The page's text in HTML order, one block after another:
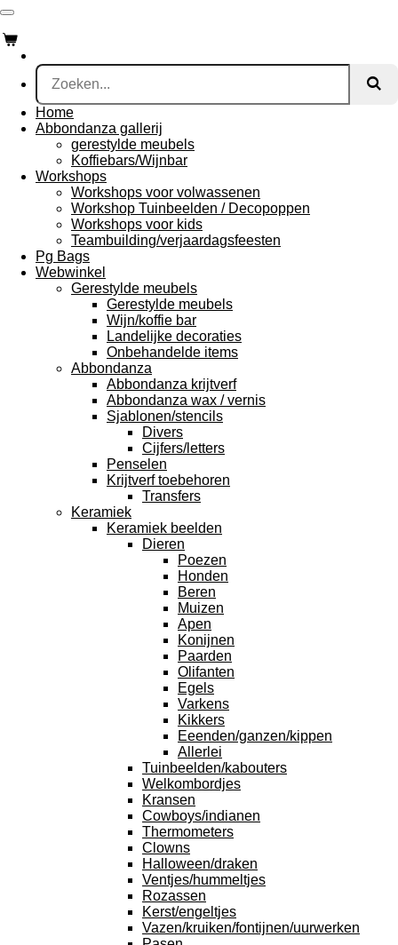
Ga
direct
naar
de
hoofdinhoud
Home
Abbondanza gallerij
gerestylde meubels
Koffiebars/Wijnbar
Workshops
Workshops voor volwassenen
Workshop Tuinbeelden / Decopoppen
Workshops voor kids
Teambuilding/verjaardagsfeesten
Pg Bags
Webwinkel
Gerestylde meubels
Gerestylde meubels
Wijn/koffie bar
Landelijke decoraties
Onbehandelde items
Abbondanza
Abbondanza krijtverf
Abbondanza wax / vernis
Sjablonen/stencils
Divers
Cijfers/letters
Penselen
Krijtverf toebehoren
Transfers
Keramiek
Keramiek beelden
Dieren
Poezen
Honden
Beren
Muizen
Apen
Konijnen
Paarden
Olifanten
Egels
Varkens
Kikkers
Eeenden/ganzen/kippen
Allerlei
Tuinbeelden/kabouters
Welkombordjes
Kransen
Cowboys/indianen
Thermometers
Clowns
Halloween/draken
Ventjes/hummeltjes
Rozassen
Kerst/engeltjes
Vazen/kruiken/fontijnen/uurwerken